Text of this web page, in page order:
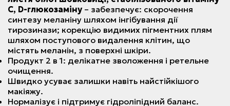
С, D-глюкозаміну– забезпечує: скорочення
синтезу меланіну шляхом інгібування дії
тирозинази; корекцію видимих пігментних плям
шляхом поступового видалення клітин, що
містять меланін, з поверхні шкіри.
Продукт 2 в 1: делікатне зволоження і ретельне
очищення.
Швидко усуває залишки навіть найстійкішого
макіяжу.
Нормалізує і підтримує гідроліпідний баланс.